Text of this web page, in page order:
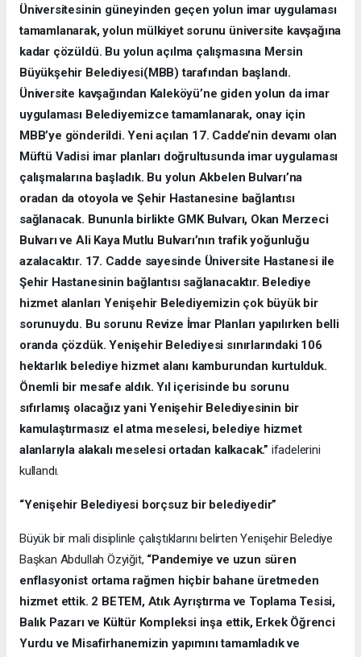
Üniversitesinin güneyinden geçen yolun imar uygulaması
tamamlanarak, yolun mülkiyet sorunu üniversite kavşağına
kadar çözüldü. Bu yolun açılma çalışmasına Mersin
Büyükşehir Belediyesi(MBB) tarafından başlandı.
Üniversite kavşağından Kaleköyü’ne giden yolun da imar
uygulaması Belediyemizce tamamlanarak, onay için
MBB’ye gönderildi. Yeni açılan 17. Cadde’nin devamı olan
Müftü Vadisi imar planları doğrultusunda imar uygulaması
çalışmalarına başladık. Bu yolun Akbelen Bulvarı’na
oradan da otoyola ve Şehir Hastanesine bağlantısı
sağlanacak. Bununla birlikte GMK Bulvarı, Okan Merzeci
Bulvarı ve Ali Kaya Mutlu Bulvarı’nın trafik yoğunluğu
azalacaktır. 17. Cadde sayesinde Üniversite Hastanesi ile
Şehir Hastanesinin bağlantısı sağlanacaktır. Belediye
hizmet alanları Yenişehir Belediyemizin çok büyük bir
sorunuydu. Bu sorunu Revize İmar Planları yapılırken belli
oranda çözdük. Yenişehir Belediyesi sınırlarındaki 106
hektarlık belediye hizmet alanı kamburundan kurtulduk.
Önemli bir mesafe aldık. Yıl içerisinde bu sorunu
sıfırlamış olacağız yani Yenişehir Belediyesinin bir
kamulaştırmasız el atma meselesi, belediye hizmet
alanlarıyla alakalı meselesi ortadan kalkacak.” ifadelerini
kullandı.
“Yenişehir Belediyesi borçsuz bir belediyedir”
Büyük bir mali disiplinle çalıştıklarını belirten Yenişehir Belediye
Başkan Abdullah Özyiğit, “Pandemiye ve uzun süren
enflasyonist ortama rağmen hiçbir bahane üretmeden
hizmet ettik. 2 BETEM, Atık Ayrıştırma ve Toplama Tesisi,
Balık Pazarı ve Kültür Kompleksi inşa ettik, Erkek Öğrenci
Yurdu ve Misafirhanemizin yapımını tamamladık ve